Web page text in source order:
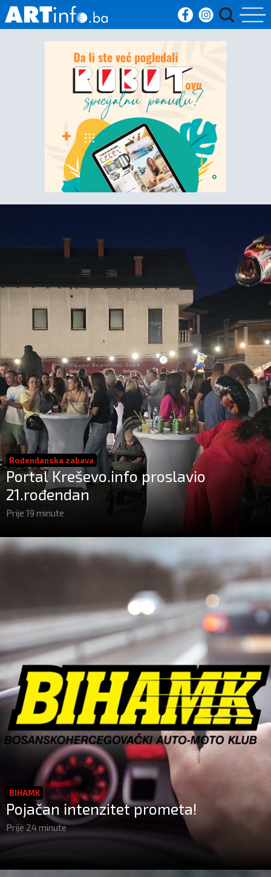
Početna
Kultura
kronika
Politika
Zanimljivosti
Rođendanska zabava
Portal Kreševo.info proslavio
21.rođendan
Prije 19 minute
BIHAMK
Pojačan intenzitet prometa!
Prije 24 minute